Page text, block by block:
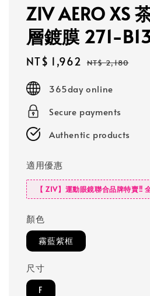
ZIV AERO XS
層鍍膜 271-
Sale
NT$ 1,962 Regular
NT$ 2,180
365day online
Secure payments
Authentic products
適用優惠
【 ZIV】運動眼鏡聯合品牌特賣
顏色
霧藍紫框
尺寸
F